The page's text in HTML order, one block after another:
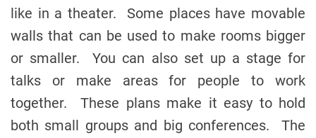
like in a theater. Some places have movable
walls that can be used to make rooms bigger
or smaller. You can also set up a stage for
talks or make areas for people to work
together. These plans make it easy to hold
both small groups and big conferences. The